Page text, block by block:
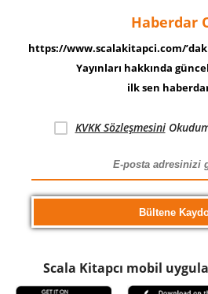
Haberdar
https://www.scalakitapci.com/
Yayınları hakkında
ilk sen
KVKK Sözleşmesini
Scala Kitapcı mobil